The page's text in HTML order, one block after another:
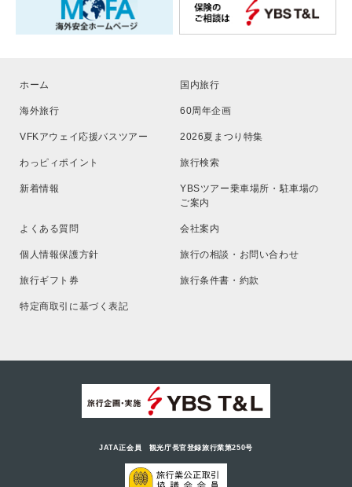
ホーム 国内旅行
海外旅行 60周年企画
VFKアウェイ応援バスツアー 2026夏まつり特集
わっピィポイント 旅行検索
新着情報
YBSツアー乗車場所・駐車場の
ご案内
よくある質問 会社案内
個人情報保護方針 旅行の相談・お問い合わせ
旅行ギフト券 旅行条件書・約款
特定商取引に基づく表記
JATA正会員 観光庁長官登録旅行業第250号